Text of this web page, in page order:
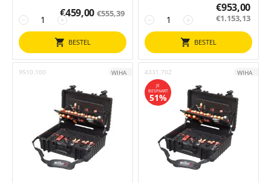
+
−
€459,00 €555,39
BESTEL
+
−
€953,00
€1.153,13
BESTEL
9510.100 WIHA 4331.702 WIHA
JE
BESPAART
51%